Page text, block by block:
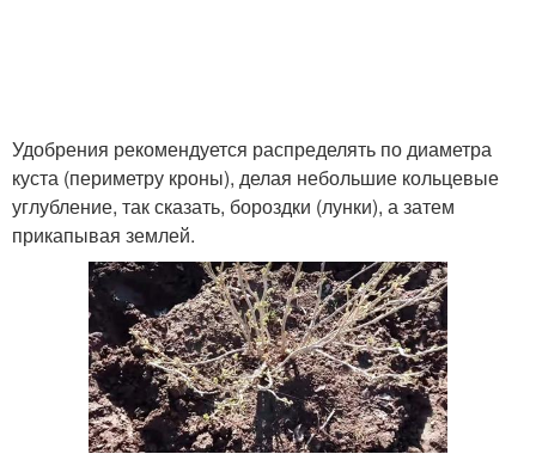
Удобрения рекомендуется распределять по диаметра
куста (периметру кроны), делая небольшие кольцевые
углубление, так сказать, бороздки (лунки), а затем
прикапывая землей.